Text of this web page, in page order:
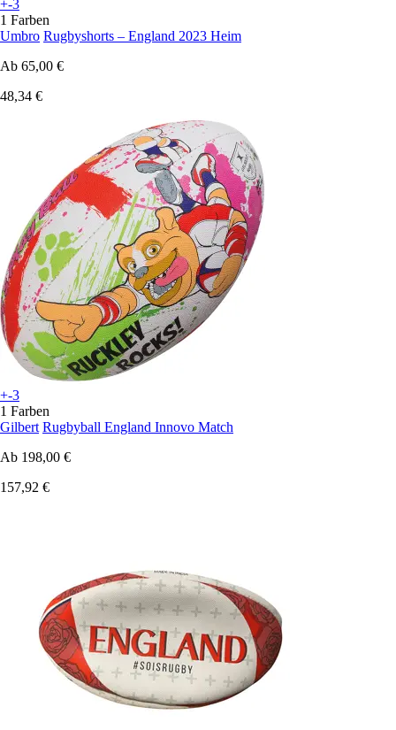
+-3
1 Farben
Umbro Rugbyshorts – England 2023 Heim
Ab 65,00 €
48,34 €
+-3
1 Farben
Gilbert Rugbyball England Innovo Match
Ab 198,00 €
157,92 €